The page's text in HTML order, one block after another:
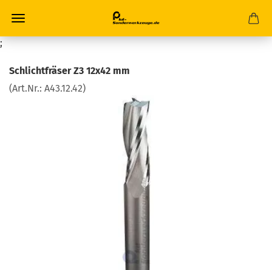
;
Schlichtfräser Z3 12x42 mm
(Art.Nr.: A43.12.42)